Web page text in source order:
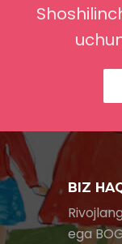
BIZ
ega